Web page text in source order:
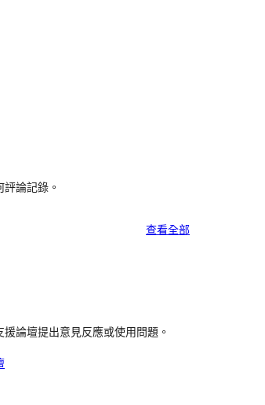
論記錄。
查看全部使
論壇提出意見反應或使用問題。